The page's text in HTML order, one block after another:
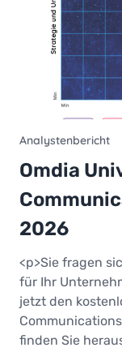
Analystenbericht
Omdia
2026
<p>Sie fragen
für Ihr
jetzt den
finden Sie